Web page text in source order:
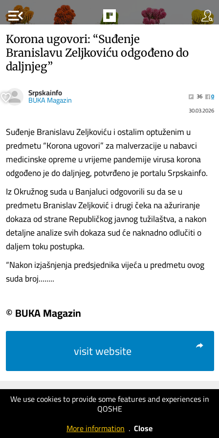
menu_open
We use cookies to provide some features and experiences in
QOSHE
More information . Close
Korona ugovori: “Suđenje
Branislavu Zeljkoviću odgođeno do
daljnjeg”
Srpskainfo
BUKA Magazin 36
0
30.03.2026
Suđenje Branislavu Zeljkoviću i ostalim optuženim u
predmetu “Korona ugovori” za malverzacije u nabavci
medicinske opreme u vrijeme pandemije virusa korona
odgođeno je do daljnjeg, potvrđeno je portalu Srpskainfo.
Iz Okružnog suda u Banjaluci odgovorili su da se u
predmetu Branislav Zeljković i drugi čeka na ažuriranje
dokaza od strane Republičkog javnog tužilaštva, a nakon
detaljne analize svih dokaza sud će naknadno odlučiti o
daljem toku postupka.
“Nakon izjašnjenja predsjednika vijeća u predmetu ovog
suda broj........
© BUKA Magazin
visit website